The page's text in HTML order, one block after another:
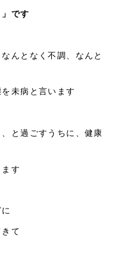
です
んとなく不調、なんと
未病と言います
と過ごすうちに、健康
す
て